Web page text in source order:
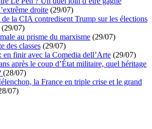
droite (29/07)
de la CIA contredisent Trump sur les élections
(29/07)
au prisme du marxisme (29/07)
des classes (29/07)
en finir avec la Comedia dell’Arte (29/07)
après le coup d’État militaire, quel héritage
(28/07)
la France en triple crise et le grand
07)